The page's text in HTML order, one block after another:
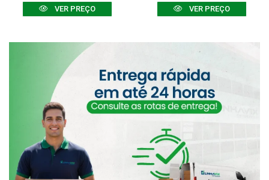
VER PREÇO VER PREÇO